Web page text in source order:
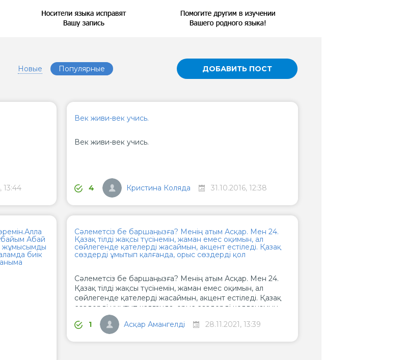
Новые Популярные ДОБАВИТЬ ПОСТ
13:44
Век живи-век учись.
Век живи-век учись.
4 Кристина Коляда 31.10.2016, 12:38
Абай
жұмысымды
биік
Сәлеметсіз бе баршаңызға? Менің атым Асқар. Мен 24.
Қазақ тілді жақсы түсінемін, жаман емес оқимын, ал
сөйлегенде қателерді жасаймын, акцент естіледі. Қазақ
сөздерді ұмытып қалғанда, орыс сөздерді қол
Сәлеметсіз бе баршаңызға? Менің атым Асқар. Мен 24.
Қазақ тілді жақсы түсінемін, жаман емес оқимын, ал
сөйлегенде қателерді жасаймын, акцент естіледі. Қазақ
сөздерді ұмытып қалғанда, орыс сөздерді қолданамын.
Жаман естіледі. Өз тілімде таза, әдеби сөйлегісі келеді!
1 Асқар Амангелді 28.11.2021, 13:39